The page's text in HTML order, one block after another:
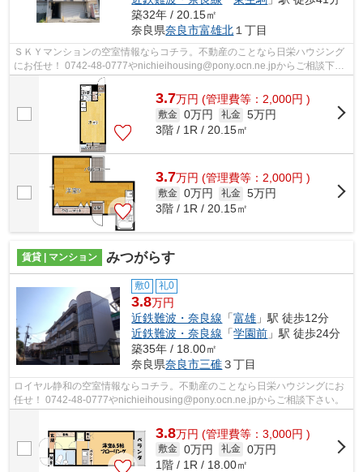
築32年 / 20.15㎡
奈良県奈良市富雄北 １丁目
ＳＫＹマンションの空室情報ならコチラ。不動産のことなら日栄ハウジング
にお任せ！ 0742-48-0777やnichieihousing@pony.ocn.ne.jpからご相談下さ
い。
3.7万円 (管理費等：2,000円 )
敷金 0万円 礼金 5万円
3階 / 1R / 20.15㎡
3.7万円 (管理費等：2,000円 )
敷金 0万円 礼金 5万円
3階 / 1R / 20.15㎡
賃貸 | マンション みつがらす
敷0 礼0
3.8万円
近鉄難波・奈良線 「富雄 」駅 徒歩12分
近鉄難波・奈良線 「学園前 」駅 徒歩24分
築35年 / 18.00㎡
奈良県奈良市三碓３丁目
ロイヤル静和の空室情報ならコチラ。不動産のことなら日栄ハウジングにお
任せ！ 0742-48-0777やnichieihousing@pony.ocn.ne.jpからご相談下さい。
3.8万円 (管理費等：3,000円 )
敷金 0万円 礼金 0万円
1階 / 1R / 18.00㎡